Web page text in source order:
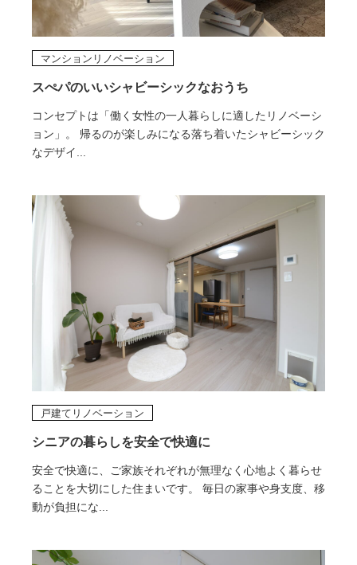
スぺパのいいシャビーシックなおうち
コンセプトは「働く女性の一人暮らしに適したリノベーシ
ョン」。 帰るのが楽しみになる落ち着いたシャビーシック
なデザイ...
マンションリノベーション
シニアの暮らしを安全で快適に
安全で快適に、ご家族それぞれが無理なく心地よく暮らせ
ることを大切にした住まいです。 毎日の家事や身支度、移
動が負担にな...
戸建てリノベーション